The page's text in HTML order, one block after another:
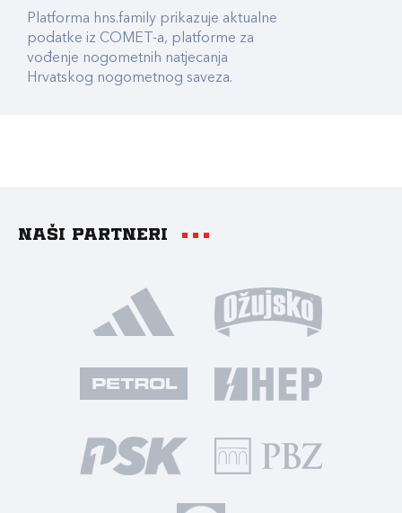
Platforma hns.family prikazuje aktualne
podatke iz COMET-a, platforme za
vođenje nogometnih natjecanja
Hrvatskog nogometnog saveza.
Naši partneri